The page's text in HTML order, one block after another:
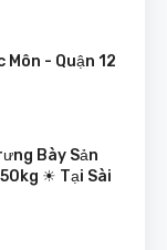
Môn - Quận 12
Bày Sản
☀ Tại Sài